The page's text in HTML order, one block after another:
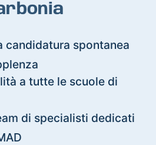
candidatura spontanea
a tutte le scuole di
di specialisti dedicati